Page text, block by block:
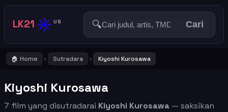
LK21 ☀️ US 🔍 Cari
🏠 Home › Sutradara › Kiyoshi Kurosawa
Kiyoshi Kurosawa
7 film yang disutradarai Kiyoshi Kurosawa — saksikan